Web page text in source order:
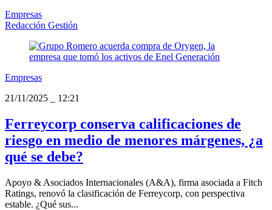
Empresas
Redacción Gestión
Empresas
21/11/2025
12:21
Ferreycorp conserva calificaciones de
riesgo en medio de menores márgenes, ¿a
qué se debe?
Apoyo & Asociados Internacionales (A&A), firma asociada a Fitch
Ratings, renovó la clasificación de Ferreycorp, con perspectiva
estable. ¿Qué sus...